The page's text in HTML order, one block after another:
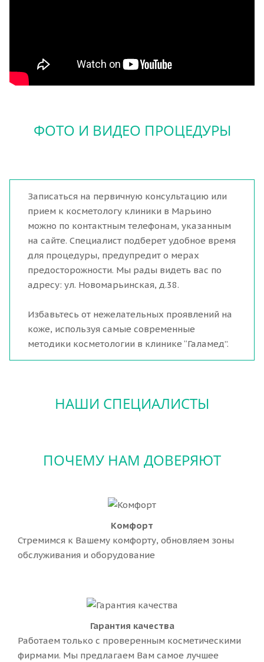
ФОТО И ВИДЕО ПРОЦЕДУРЫ
Записаться на первичную консультацию или
прием к косметологу клиники в Марьино
можно по контактным телефонам, указанным
на сайте. Специалист подберет удобное время
для процедуры, предупредит о мерах
предосторожности. Мы рады видеть вас по
адресу: ул. Новомарьинская, д.38.
Избавьтесь от нежелательных проявлений на
коже, используя самые современные
методики косметологии в клинике “Галамед”.
НАШИ СПЕЦИАЛИСТЫ
ПОЧЕМУ НАМ ДОВЕРЯЮТ
Комфорт
Стремимся к Вашему комфорту, обновляем зоны
обслуживания и оборудование
Гарантия качества
Работаем только с проверенным косметическими
фирмами. Мы предлагаем Вам самое лучшее